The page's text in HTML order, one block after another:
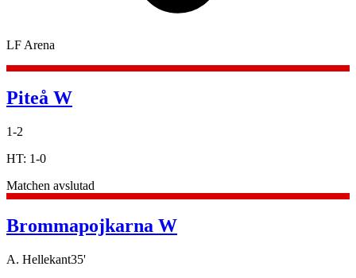
LF Arena
Piteå W
1-2
HT: 1-0
Matchen avslutad
Brommapojkarna W
A. Hellekant35'